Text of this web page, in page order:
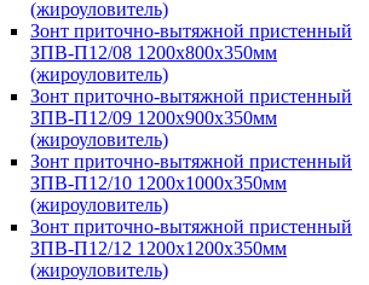
(жироуловитель)
Зонт приточно-вытяжной пристенный
ЗПВ-П12/08 1200х800х350мм
(жироуловитель)
Зонт приточно-вытяжной пристенный
ЗПВ-П12/09 1200х900х350мм
(жироуловитель)
Зонт приточно-вытяжной пристенный
ЗПВ-П12/10 1200х1000х350мм
(жироуловитель)
Зонт приточно-вытяжной пристенный
ЗПВ-П12/12 1200х1200х350мм
(жироуловитель)